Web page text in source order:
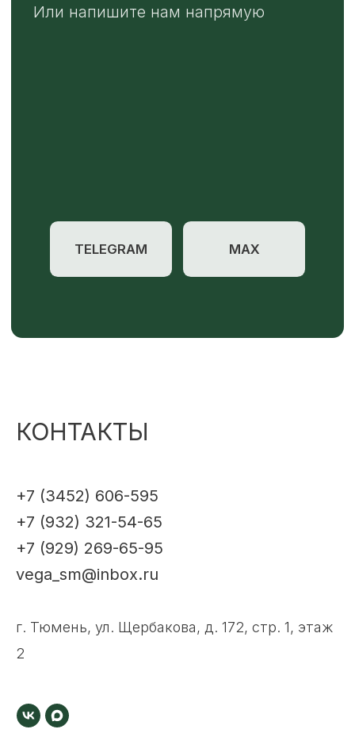
КОНТАКТЫ
+7 (3452) 606-595
+7 (932) 321-54-65
+7 (929) 269-65-95
vega_sm@inbox.ru
г. Тюмень, ул. Щербакова, д. 172, стр. 1, этаж
2